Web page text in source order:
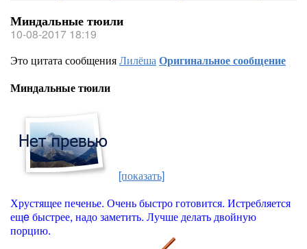
Миндальные тюили
10-08-2017 18:19
Это цитата сообщенияЛилёшаОригинальное сообщение
Миндальные тюили
[показать]
Хрустящее печенье. Очень быстро готовится. Истребляется
ещe быстрее, надо заметить. Лучше делать двойную
порцию.